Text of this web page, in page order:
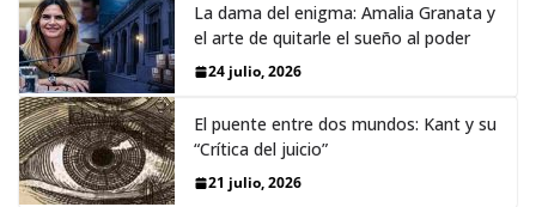
La dama del enigma: Amalia Granata y
el arte de quitarle el sueño al poder
24 julio, 2026
El puente entre dos mundos: Kant y su
“Crítica del juicio”
21 julio, 2026